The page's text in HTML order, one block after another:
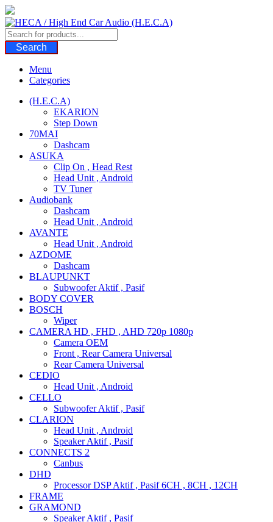
Skip
to
content
Search
Menu
Categories
(H.E.C.A)
EKARION
Step Down
70MAI
Dashcam
ASUKA
Clip On , Head Rest
Head Unit , Android
TV Tuner
Audiobank
Dashcam
Head Unit , Android
AVANTE
Head Unit , Android
AZDOME
Dashcam
BLAUPUNKT
Subwoofer Aktif , Pasif
BODY COVER
BOSCH
Wiper
CAMERA HD , FHD , AHD 720p 1080p
Camera OEM
Front , Rear Camera Universal
Rear Camera Universal
CEDIO
Head Unit , Android
CELLO
Subwoofer Aktif , Pasif
CLARION
Head Unit , Android
Speaker Aktif , Pasif
CONNECTS 2
Canbus
DHD
Processor DSP Aktif , Pasif 6CH , 8CH , 12CH
FRAME
GRAMOND
Speaker Aktif , Pasif